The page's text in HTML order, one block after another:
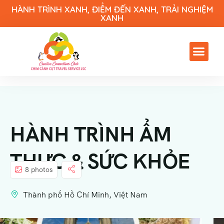
HÀNH TRÌNH XANH, ĐIỂM ĐẾN XANH, TRẢI NGHIỆM
XANH
HÀNH TRÌNH ẨM
THỰC & SỨC KHỎE
8 photos
Thành phố Hồ Chí Minh, Việt Nam